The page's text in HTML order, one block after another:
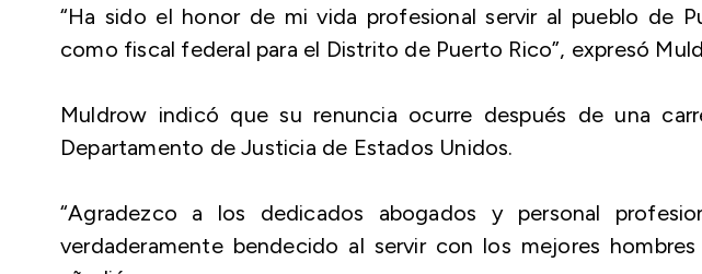
“Ha sido el honor de mi vida profesional servir al pueblo de
como fiscal federal para el Distrito de Puerto Rico”, expresó
Muldrow indicó que su renuncia ocurre después de una
Departamento de Justicia de Estados Unidos.
“Agradezco a los dedicados abogados y personal
verdaderamente bendecido al servir con los mejores